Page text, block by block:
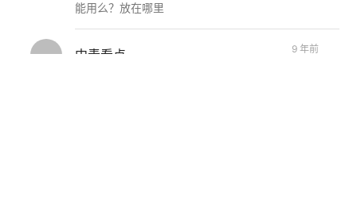
能用么？放在哪里
中青看点 9 年前